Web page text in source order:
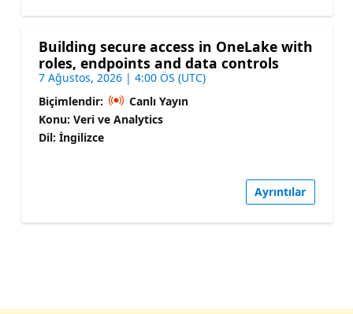
Building secure access in OneLake with
roles, endpoints and data controls
7 Ağustos, 2026 | 4:00 ÖS (UTC)
Biçimlendir:
Canlı Yayın
Konu: Veri ve Analytics
Dil: İngilizce
Ayrıntılar